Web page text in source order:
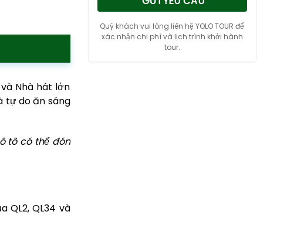
Nhà hát lớn
tự do ăn sáng
tô có thể đón
QL2, QL34 và
Quý khách vui lòng liên hệ YOLO TOUR để
xác nhận chi phí và lịch trình khởi hành
tour.